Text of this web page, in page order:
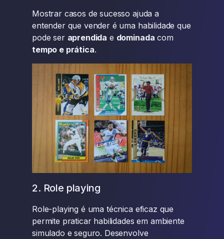
Mostrar casos de sucesso ajuda a
entender que vender é uma habilidade que
pode ser aprendida e dominada com
tempo e prática.
2. Role playing
Role-playing é uma técnica eficaz que
permite praticar habilidades em ambiente
simulado e seguro. Desenvolve